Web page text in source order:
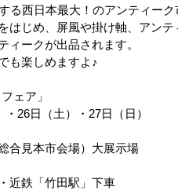
る西日本最大！のアンティー
はじめ、屏風や掛け軸、アン
ィークが出品されます。
も楽しめますよ♪
ェア」
26日（土）・27日（日）
合見本市会場）大展示場
近鉄「竹田駅」下車